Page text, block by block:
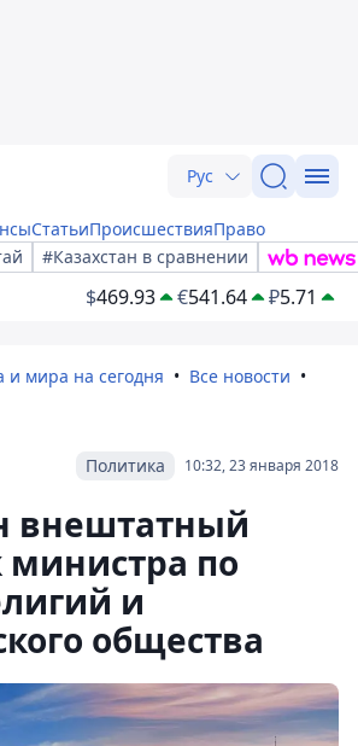
Рус
СтатьиПроисшествияПраво
#Казахстан в сравнении
$469.93 €541.64 ₽5.71
и мира на сегодня
Все новости
10:32, 23 января 2018
Политика
внештатный
министра по
и
общества